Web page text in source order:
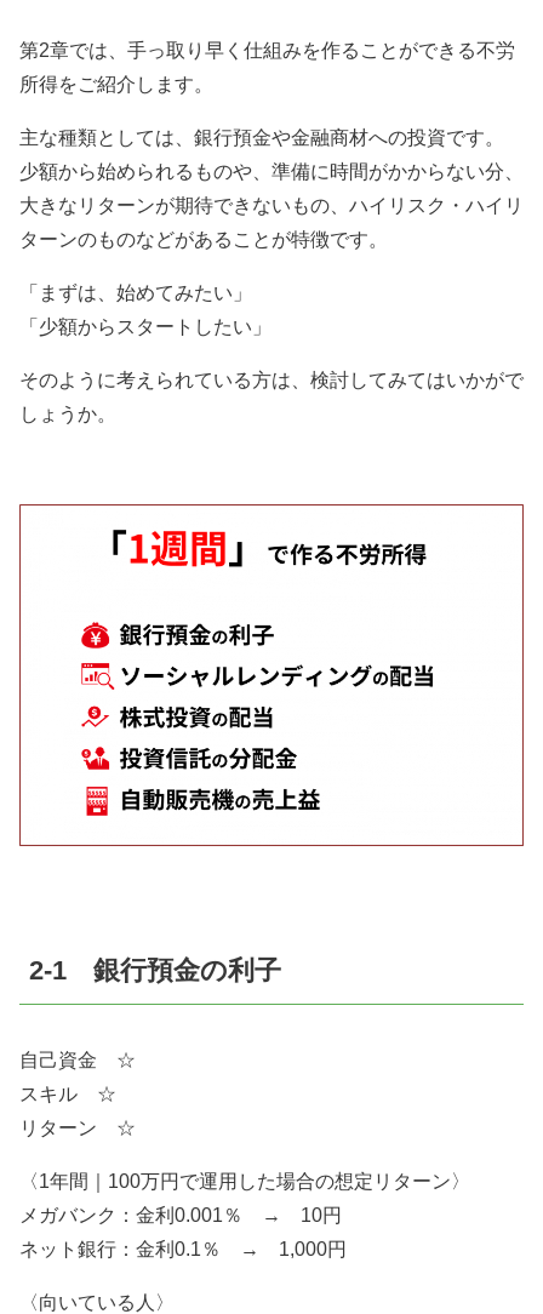
第2章では、手っ取り早く仕組みを作ることができる不労
所得をご紹介します。
主な種類としては、銀行預金や金融商材への投資です。
少額から始められるものや、準備に時間がかからない分、
大きなリターンが期待できないもの、ハイリスク・ハイリ
ターンのものなどがあることが特徴です。
「まずは、始めてみたい」
「少額からスタートしたい」
そのように考えられている方は、検討してみてはいかがで
しょうか。
2-1 銀行預金の利子
自己資金 ☆
スキル ☆
リターン ☆
〈1年間｜100万円で運用した場合の想定リターン〉
メガバンク：金利0.001％ → 10円
ネット銀行：金利0.1％ → 1,000円
〈向いている人〉